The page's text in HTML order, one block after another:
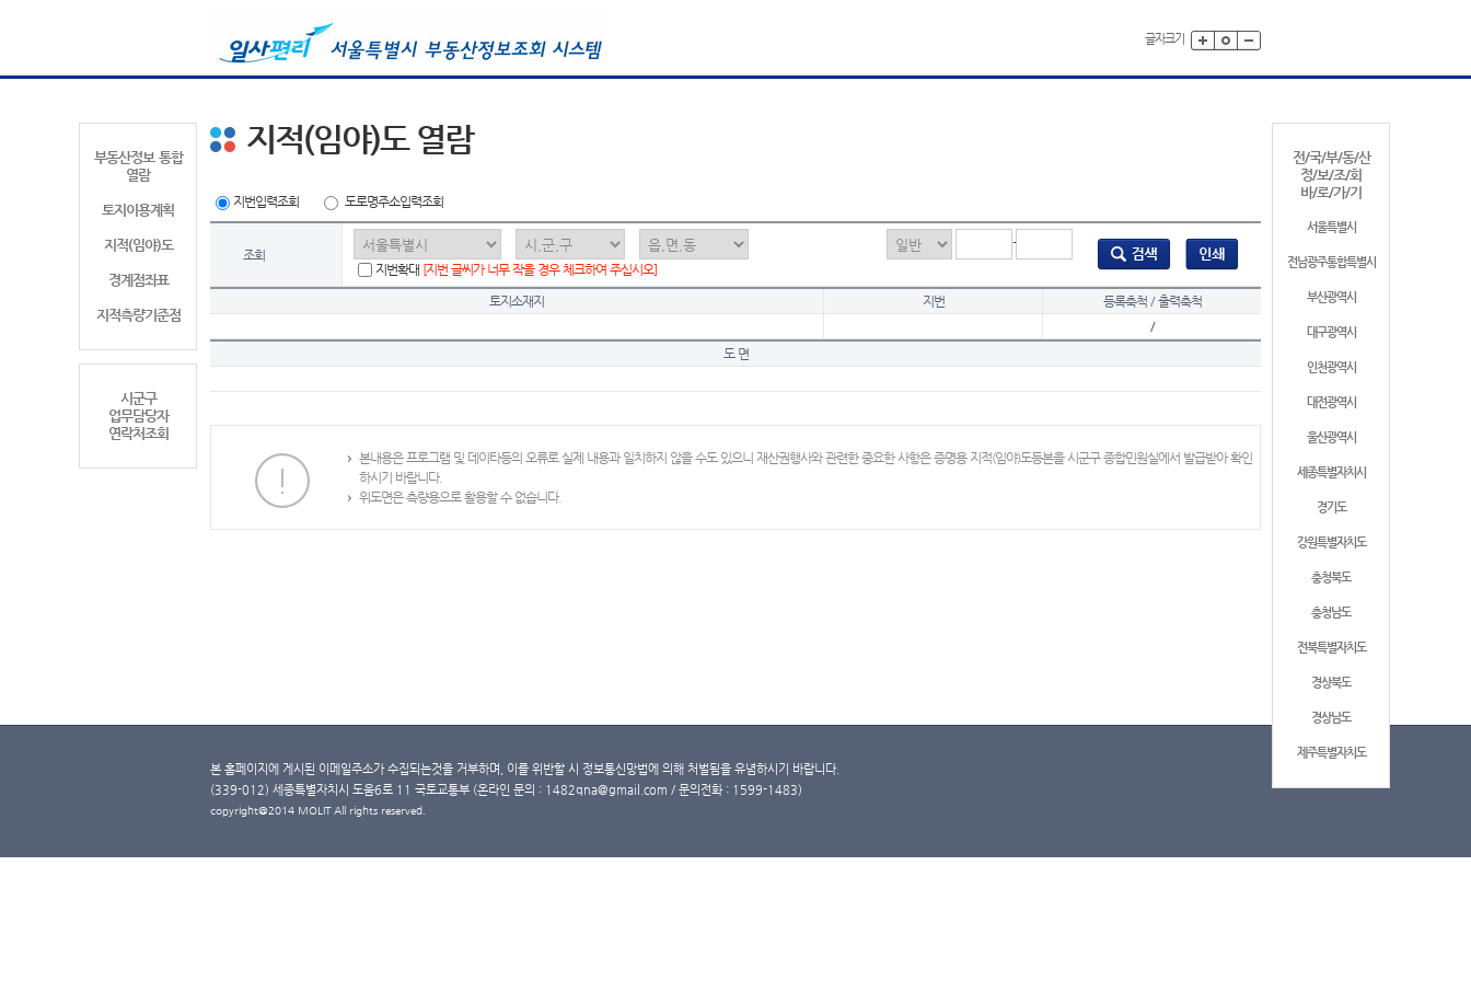
글자크기
부동산정보 통합
열람
토지이용계획
지적(임야)도
경계점좌표
지적측량기준점
시군구
업무담당자
연락처조회
전/국/부/동/산
정/보/조/회
바/로/가/기
서울특별시
전남광주통합특별시
부산광역시
대구광역시
인천광역시
대전광역시
울산광역시
세종특별자치시
경기도
강원특별자치도
충청북도
충청남도
전북특별자치도
경상북도
경상남도
제주특별자치도
지적(임야)도 열람
지번입력조회 도로명주소입력조회
조회
-
지번확대 [지번 글씨가 너무 작을 경우 체크하여 주십시오]
토지소재지 지번
등록축척 / 출력축척
/
도 면
본내용은 프로그램 및 데이타등의 오류로 실제 내용과 일치하지 않을 수도 있으니 재산권행사와 관련한 중요한 사항은 증명용 지적(임야)도등본을 시군구 종합민원실에서 발급받아 확인
하시기 바랍니다.
위도면은 측량용으로 활용할 수 없습니다.
본 홈페이지에 게시된 이메일주소가 수집되는것을 거부하며, 이를 위반할 시 정보통신망법에 의해 처벌됨을 유념하시기 바랍니다.
(339-012) 세종특별자치시 도움6로 11 국토교통부 (온라인 문의 : 1482qna@gmail.com / 문의전화 : 1599-1483)
copyright@2014 MOLIT All rights reserved.